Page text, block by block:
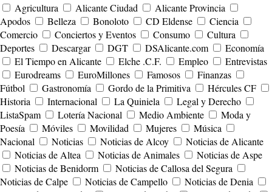
Agricultura
Alicante Ciudad
Alicante Provincia
Apodos
Belleza Bonoloto CD Eldense
Ciencia
Comercio
Conciertos y Eventos Consumo
Cultura
Deportes
Descargar DGT DSAlicante.com
Economía
El Tiempo en Alicante
Elche .C.F. Empleo
Entrevistas
Eurodreams
EuroMillones Famosos
Finanzas
Fútbol
Gastronomía Gordo de la Primitiva
Hércules CF
Historia
Internacional La Quiniela
Legal y Derecho
ListaSpam
Lotería Nacional Medio Ambiente
Moda y
Poesía
Móviles Movilidad Mujeres
Música
Nacional
Noticias Noticias de Alcoy
Noticias de Alicante
Noticias de Altea
Noticias de Animales
Noticias de Aspe
Noticias de Benidorm
Noticias de Callosa del Segura
Noticias de Calpe
Noticias de Campello
Noticias de Denia